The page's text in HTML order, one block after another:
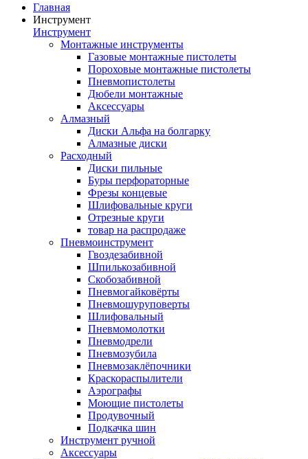
Главная
Инструмент
Инструмент
Монтажные инструменты
Газовые монтажные пистолеты
Пороховые монтажные пистолеты
Пневмопистолеты
Дюбели монтажные
Аксессуары
Алмазный
Диски Альфа на болгарку
Алмазные диски
Расходный
Диски пильные
Буры перфораторные
Фрезы концевые
Шлифовальные круги
Отрезные круги
товар на распродаже
Пневмоинструмент
Гвоздезабивной
Шпилькозабивной
Скобозабивной
Пневмогайковёрты
Пневмошуруповерты
Шлифовальный
Пневмомолотки
Пневмодрели
Пневмозубила
Пневмозаклёпочники
Краскораспылители
Аэрографы
Моющие пистолеты
Продувочный
Подкачка шин
Инструмент ручной
Аксессуары